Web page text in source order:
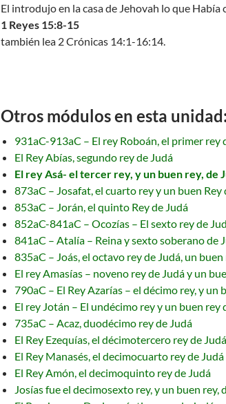
El introdujo en la casa de Jehovah lo que
1 Reyes 15:8-15
también lea 2 Crónicas 14:1-16:14.
Otros módulos en esta
931aC-913aC – El rey Roboán, el primer rey
El Rey Abías, segundo rey de Judá
El rey Asá- el tercer rey, y un buen rey, de
873aC – Josafat, el cuarto rey y un buen Rey
853aC – Jorán, el quinto Rey de Judá
852aC-841aC – Ocozías – El sexto rey de
841aC – Atalía – Reina y sexto soberano de
835aC – Joás, el octavo rey de Judá, un buen
El rey Amasías – noveno rey de Judá y un
790aC – El Rey Azarías – el décimo rey, y un
El rey Jotán – El undécimo rey y un buen rey
735aC – Acaz, duodécimo rey de Judá
El Rey Ezequías, el décimotercero rey de
El Rey Manasés, el decimocuarto rey de Judá
El Rey Amón, el decimoquinto rey de Judá
Josías fue el decimosexto rey, y un buen rey,